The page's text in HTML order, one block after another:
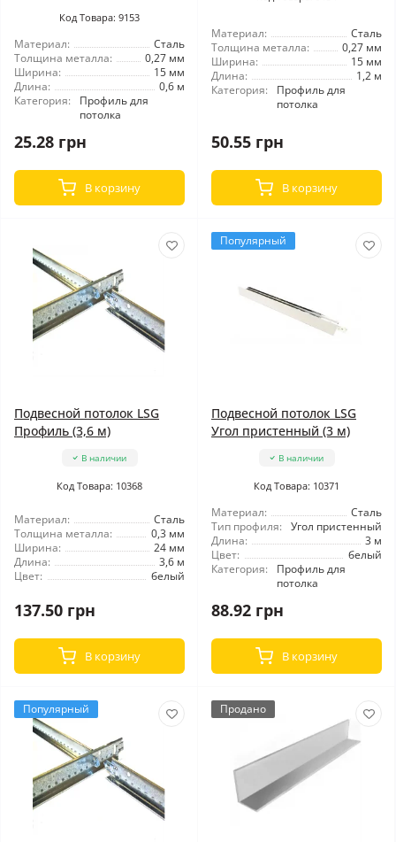
Код Товара: 9153
Материал:
Сталь
Толщина металла:
0,27 мм
Ширина:
15 мм
Длина:
0,6 м
Категория:
Профиль для
потолка
25.28 грн
В корзину
Материал:
Сталь
Толщина металла:
0,27 мм
Ширина:
15 мм
Длина:
1,2 м
Категория:
Профиль для
потолка
50.55 грн
В корзину
Подвесной потолок LSG
Профиль (3,6 м)
В наличии
Код Товара: 10368
Материал:
Сталь
Толщина металла:
0,3 мм
Ширина:
24 мм
Длина:
3,6 м
Цвет:
белый
137.50 грн
В корзину
Популярный
Подвесной потолок LSG
Угол пристенный (3 м)
В наличии
Код Товара: 10371
Материал:
Сталь
Тип профиля:
Угол пристенный
Длина:
3 м
Цвет:
белый
Категория:
Профиль для
потолка
88.92 грн
В корзину
Популярный Продано